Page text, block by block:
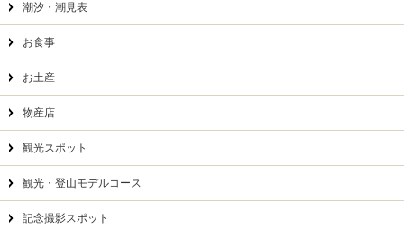
潮汐・潮見表
お食事
お土産
物産店
観光スポット
観光・登山モデルコース
記念撮影スポット